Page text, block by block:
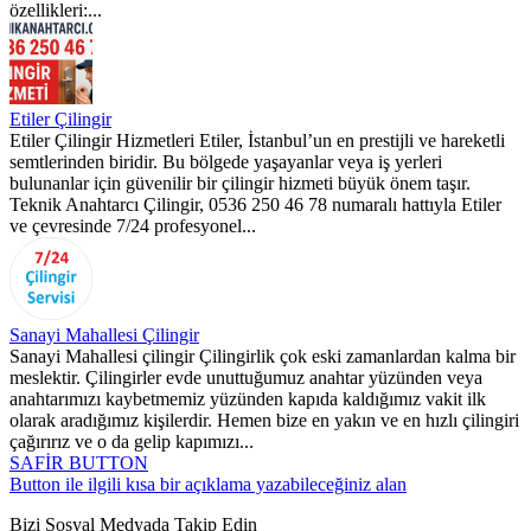
özellikleri:...
Etiler Çilingir
Etiler Çilingir Hizmetleri Etiler, İstanbul’un en prestijli ve hareketli
semtlerinden biridir. Bu bölgede yaşayanlar veya iş yerleri
bulunanlar için güvenilir bir çilingir hizmeti büyük önem taşır.
Teknik Anahtarcı Çilingir, 0536 250 46 78 numaralı hattıyla Etiler
ve çevresinde 7/24 profesyonel...
Sanayi Mahallesi Çilingir
Sanayi Mahallesi çilingir Çilingirlik çok eski zamanlardan kalma bir
meslektir. Çilingirler evde unuttuğumuz anahtar yüzünden veya
anahtarımızı kaybetmemiz yüzünden kapıda kaldığımız vakit ilk
olarak aradığımız kişilerdir. Hemen bize en yakın ve en hızlı çilingiri
çağırırız ve o da gelip kapımızı...
SAFİR BUTTON
Button ile ilgili kısa bir açıklama yazabileceğiniz alan
Bizi Sosyal Medyada Takip Edin